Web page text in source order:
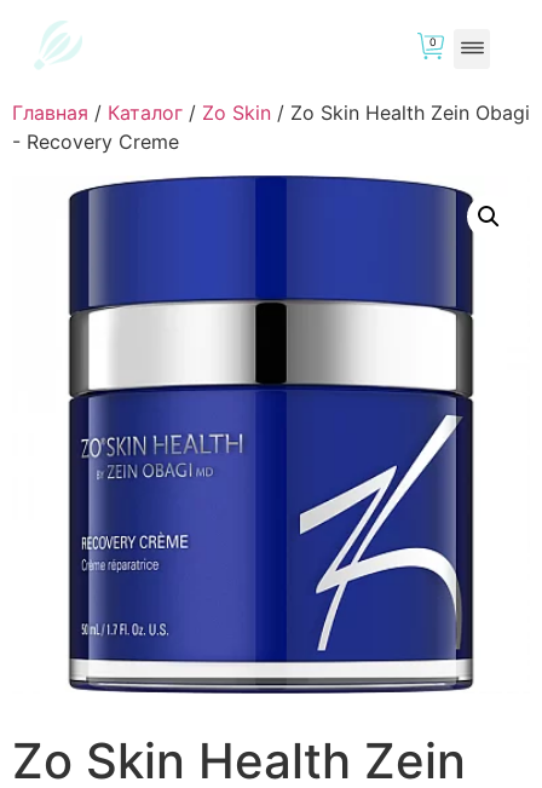
0
Главная / Каталог / Zo Skin / Zo Skin Health Zein Obagi
- Recovery Creme
Zo Skin Health Zein